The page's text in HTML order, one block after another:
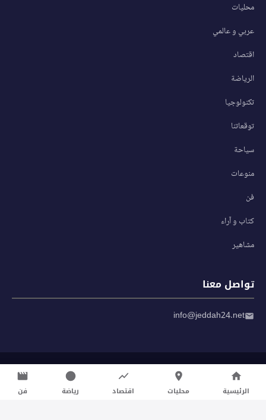
محليات
عربي و عالمي
اقتصاد
الرياضة
تكنولوجيا
توقعاتنا
سياحة
منوعات
فن
كتاب و آراء
مشاهير
تواصل معنا
info@jeddah24.net
سياسة الخصوصية
شروط الاستخدام
الرئيسية محليات اقتصاد رياضة فن